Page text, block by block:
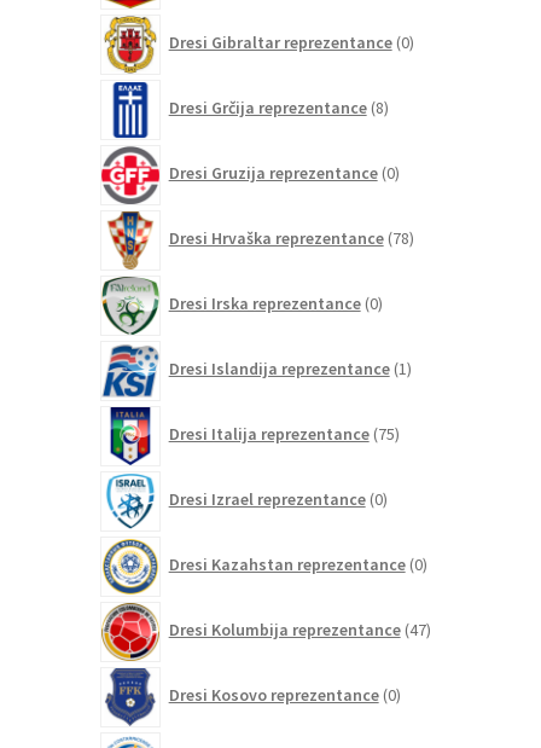
Dresi Gibraltar reprezentance 0izdelkov
Dresi Grčija reprezentance 8izdelkov
Dresi Gruzija reprezentance 0izdelkov
Dresi Hrvaška reprezentance 78izdelkov
Dresi Irska reprezentance 0izdelkov
Dresi Islandija reprezentance 1izdelek
Dresi Italija reprezentance 75izdelkov
Dresi Izrael reprezentance 0izdelkov
Dresi Kazahstan reprezentance 0izdelkov
Dresi Kolumbija reprezentance 47izdelkov
Dresi Kosovo reprezentance 0izdelkov